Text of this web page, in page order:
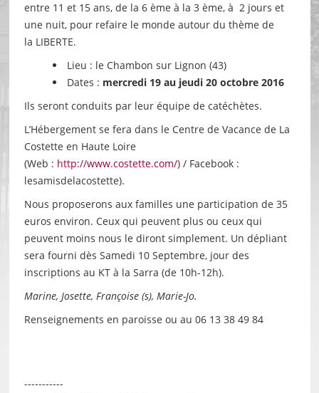
entre 11 et 15 ans, de la 6 ème à la 3 ème, à 2 jours et
une nuit, pour refaire le monde autour du thème de
la LIBERTE.
Lieu : le Chambon sur Lignon (43)
Dates : mercredi 19 au jeudi 20 octobre 2016
Ils seront conduits par leur équipe de catéchètes.
L’Hébergement se fera dans le Centre de Vacance de La
Costette en Haute Loire
(Web : http://www.costette.com/) / Facebook :
lesamisdelacostette).
Nous proposerons aux familles une participation de 35
euros environ. Ceux qui peuvent plus ou ceux qui
peuvent moins nous le diront simplement. Un dépliant
sera fourni dès Samedi 10 Septembre, jour des
inscriptions au KT à la Sarra (de 10h-12h).
Marine, Josette, Françoise (s), Marie-Jo.
Renseignements en paroisse ou au 06 13 38 49 84
-----------